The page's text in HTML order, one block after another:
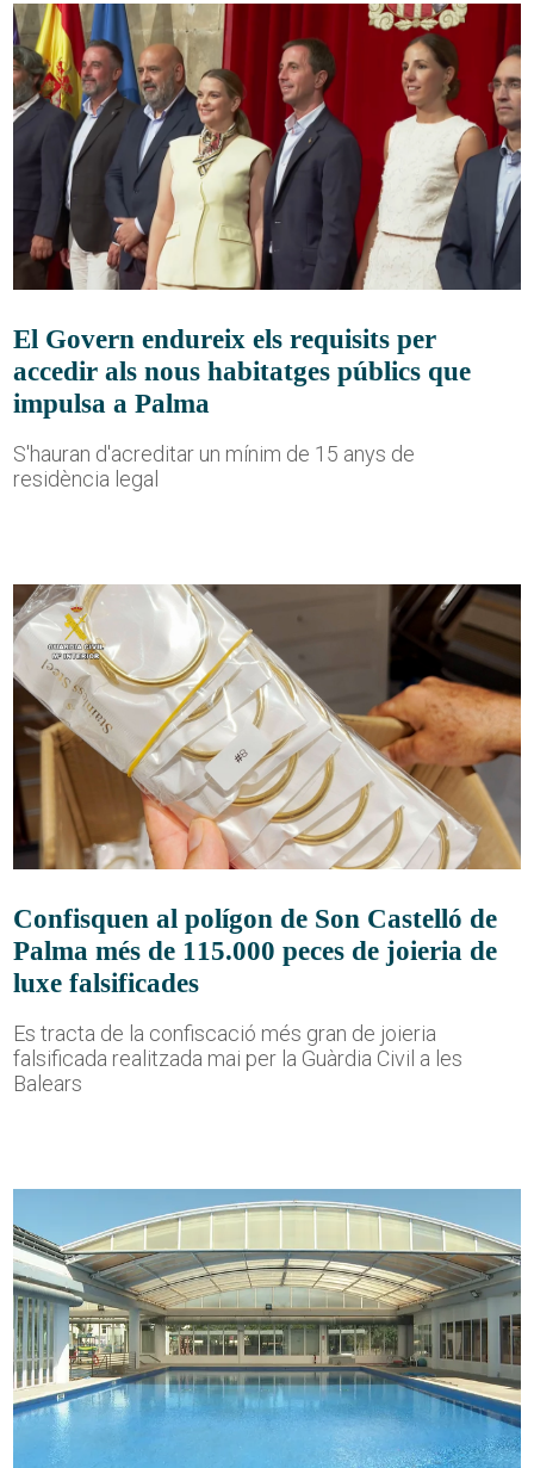
El Govern endureix els requisits per
accedir als nous habitatges públics que
impulsa a Palma
S'hauran d'acreditar un mínim de 15 anys de
residència legal
Confisquen al polígon de Son Castelló de
Palma més de 115.000 peces de joieria de
luxe falsificades
Es tracta de la confiscació més gran de joieria
falsificada realitzada mai per la Guàrdia Civil a les
Balears